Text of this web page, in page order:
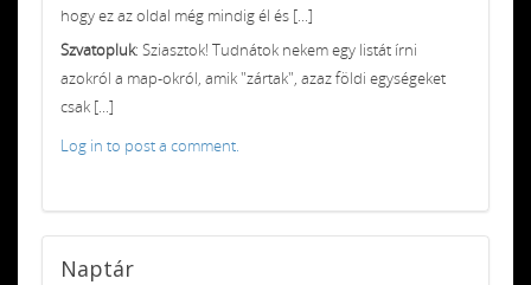
hogy ez az oldal még mindig él és [...]
Szvatopluk: Sziasztok! Tudnátok nekem egy listát írni
azokról a map-okról, amik "zártak", azaz földi egységeket
csak [...]
Log in to post a comment.
Naptár